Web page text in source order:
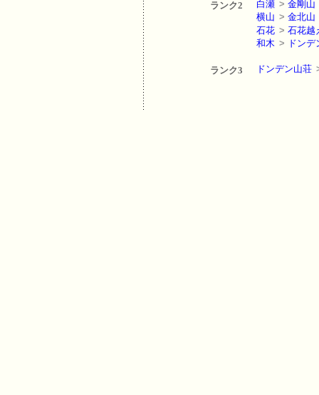
ランク2 白瀬 > 金剛山
横山 > 金北山
石花 > 石花越
和木 > ドンデ
ランク3 ドンデン山荘